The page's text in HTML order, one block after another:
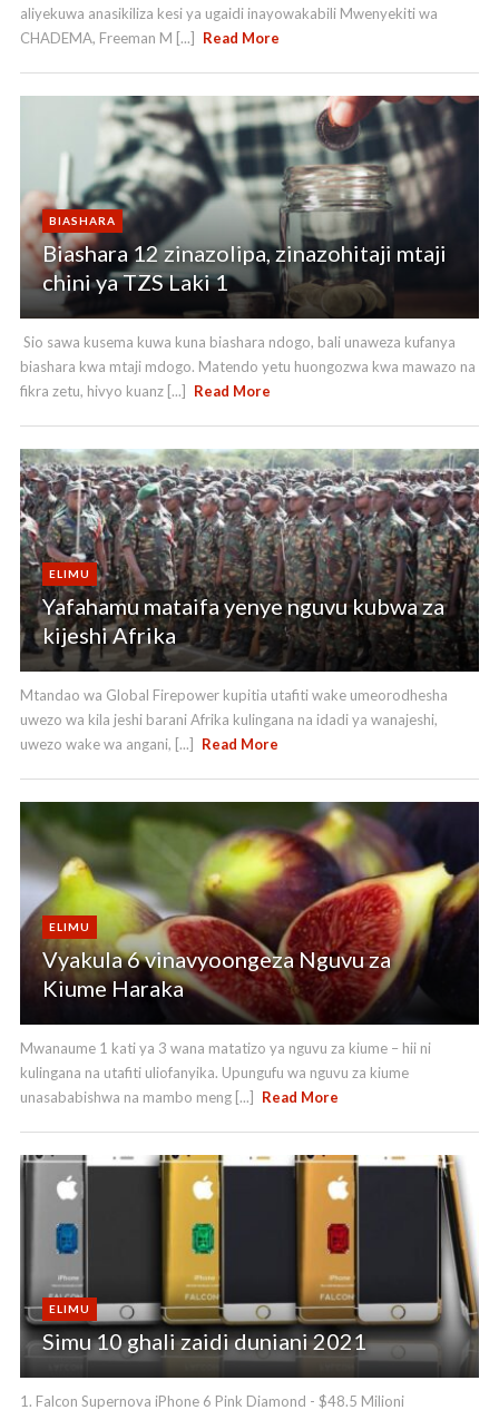
aliyekuwa anasikiliza kesi ya ugaidi inayowakabili Mwenyekiti wa
CHADEMA, Freeman M [...]
Read More
BIASHARA
Biashara 12 zinazolipa, zinazohitaji mtaji
chini ya TZS Laki 1
Sio sawa kusema kuwa kuna biashara ndogo, bali unaweza kufanya
biashara kwa mtaji mdogo. Matendo yetu huongozwa kwa mawazo na
fikra zetu, hivyo kuanz [...]
Read More
ELIMU
Yafahamu mataifa yenye nguvu kubwa za
kijeshi Afrika
Mtandao wa Global Firepower kupitia utafiti wake umeorodhesha
uwezo wa kila jeshi barani Afrika kulingana na idadi ya wanajeshi,
uwezo wake wa angani, [...]
Read More
ELIMU
Vyakula 6 vinavyoongeza Nguvu za
Kiume Haraka
Mwanaume 1 kati ya 3 wana matatizo ya nguvu za kiume – hii ni
kulingana na utafiti uliofanyika. Upungufu wa nguvu za kiume
unasababishwa na mambo meng [...]
Read More
ELIMU
Simu 10 ghali zaidi duniani 2021
1. Falcon Supernova iPhone 6 Pink Diamond - $48.5 Milioni